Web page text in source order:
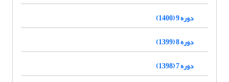
دوره 9 (1400)
دوره 8 (1399)
دوره 7 (1398)